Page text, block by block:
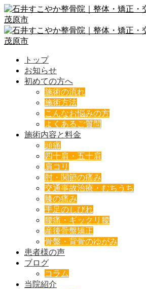
トップ
お知らせ
初めての方へ
施術の流れ
施術方法
こんなお悩みの方
よくあるご質問
施術内容と料金
頭痛
四十肩・五十肩
肩コリ
肘・関節の痛み
交通事故治療・むちうち
膝の痛み
手足のしびれ
腰痛・ギックリ腰
産後骨盤矯正
骨盤・背骨のゆがみ
患者様の声
ブログ
コラム
当院紹介